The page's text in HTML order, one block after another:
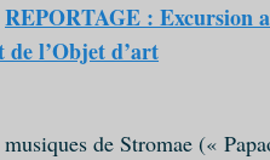
REPORTAGE : Excursion
l’Objet d’art
de Stromae («